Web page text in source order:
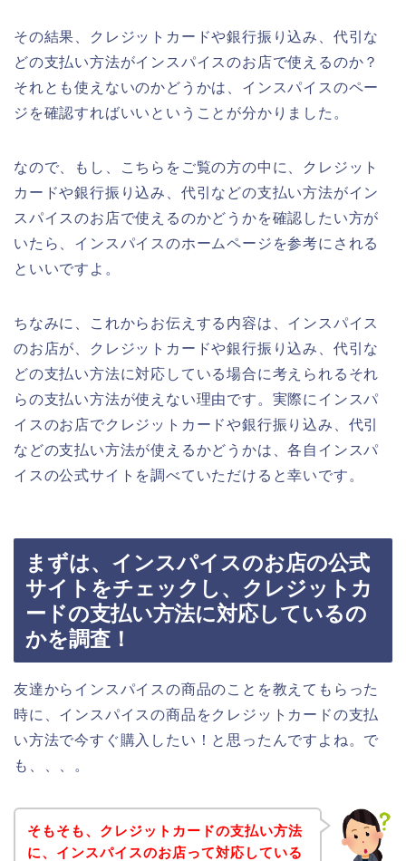
その結果、クレジットカードや銀行振り込み、代引な
どの支払い方法がインスパイスのお店で使えるのか？
それとも使えないのかどうかは、インスパイスのペー
ジを確認すればいいということが分かりました。
なので、もし、こちらをご覧の方の中に、クレジット
カードや銀行振り込み、代引などの支払い方法がイン
スパイスのお店で使えるのかどうかを確認したい方が
いたら、インスパイスのホームページを参考にされる
といいですよ。
ちなみに、これからお伝えする内容は、インスパイス
のお店が、クレジットカードや銀行振り込み、代引な
どの支払い方法に対応している場合に考えられるそれ
らの支払い方法が使えない理由です。実際にインスパ
イスのお店でクレジットカードや銀行振り込み、代引
などの支払い方法が使えるかどうかは、各自インスパ
イスの公式サイトを調べていただけると幸いです。
まずは、インスパイスのお店の公式
サイトをチェックし、クレジットカ
ードの支払い方法に対応しているの
かを調査！
友達からインスパイスの商品のことを教えてもらった
時に、インスパイスの商品をクレジットカードの支払
い方法で今すぐ購入したい！と思ったんですよね。で
も、、、。
そもそも、クレジットカードの支払い方法
に、インスパイスのお店って対応している